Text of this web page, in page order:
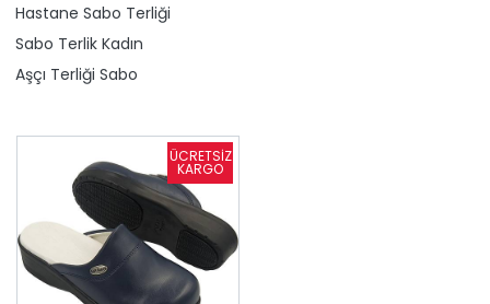
Hastane Sabo Terliği
Sabo Terlik Kadın
Aşçı Terliği Sabo